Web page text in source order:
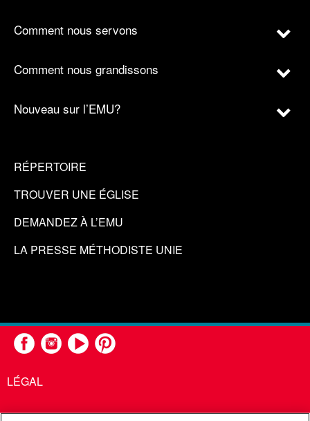
Comment nous servons
Comment nous grandissons
Nouveau sur l’EMU?
RÉPERTOIRE
TROUVER UNE ÉGLISE
DEMANDEZ À L’EMU
LA PRESSE MÉTHODISTE UNIE
LÉGAL